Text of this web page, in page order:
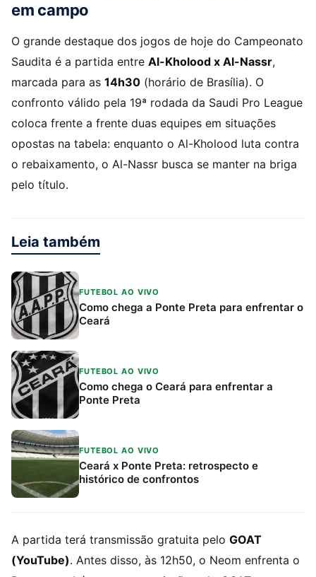
em campo
O grande destaque dos jogos de hoje do Campeonato
Saudita é a partida entre Al-Kholood x Al-Nassr,
marcada para as 14h30 (horário de Brasília). O
confronto válido pela 19ª rodada da Saudi Pro League
coloca frente a frente duas equipes em situações
opostas na tabela: enquanto o Al-Kholood luta contra
o rebaixamento, o Al-Nassr busca se manter na briga
pelo título.
Leia também
FUTEBOL AO VIVO
Como chega a Ponte Preta para enfrentar o
Ceará
FUTEBOL AO VIVO
Como chega o Ceará para enfrentar a
Ponte Preta
FUTEBOL AO VIVO
Ceará x Ponte Preta: retrospecto e
histórico de confrontos
A partida terá transmissão gratuita pelo GOAT
(YouTube). Antes disso, às 12h50, o Neom enfrenta o